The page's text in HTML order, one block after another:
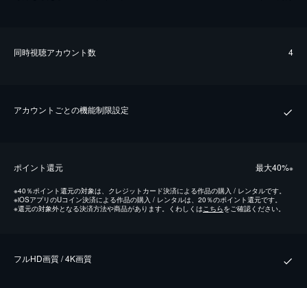
同時視聴アカウント数 4
アカウントごとの機能制限設定
ポイント還元 最⼤40%※
※40％ポイント還元の対象は、クレジットカード決済による作品の購入 / レンタルです。
※iOSアプリのUコイン決済による作品の購入 / レンタルは、20％のポイント還元です。
※還元の対象外となる決済方法や商品があります。くわしくはこちらをご確認ください。
フルHD画質 / 4K画質